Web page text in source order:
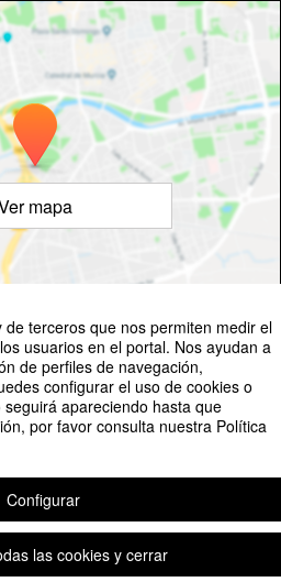
de terceros que nos permiten medir el
usuarios en el portal. Nos ayudan a
de perfiles de navegación,
configurar el uso de cookies o
apareciendo hasta que
por favor consulta nuestra Política
Configurar
las cookies y cerrar
mapa
© OpenStreetMap Contributors
de organización de eventos Symposium
© 2026